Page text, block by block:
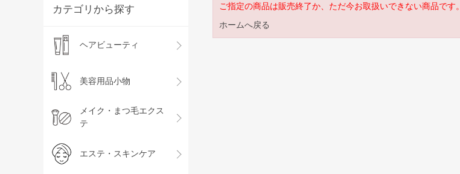
カテゴリから探す
ヘアビューティ
美容用品小物
メイク・まつ毛エクス
テ
エステ・スキンケア
ご指定の商品は販売終了か、ただ今お取扱いできない商品です。
ホームへ戻る